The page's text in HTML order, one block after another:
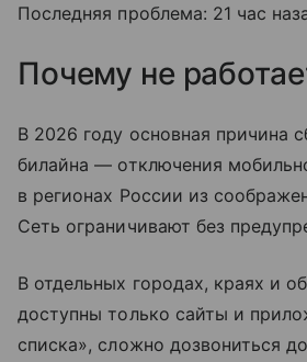
Последняя проблема: 21 час
Почему не
В 2026 году основная причина
билайна — отключения
в регионах России из
Сеть ограничивают без
В отдельных городах, краях и
доступны только сайты и
списка», сложно дозвониться